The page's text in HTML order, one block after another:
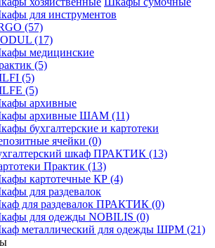
для инструментов
(57)
(17)
медицинские
(5)
(5)
(5)
архивные
архивные ШАМ (11)
бухгалтерские и картотеки
ячейки (0)
шкаф ПРАКТИК (13)
Практик (13)
картотечные КР (4)
для раздевалок
для раздевалок ПРАКТИК (0)
для одежды NOBILIS (0)
металлический для одежды ШРМ (21)